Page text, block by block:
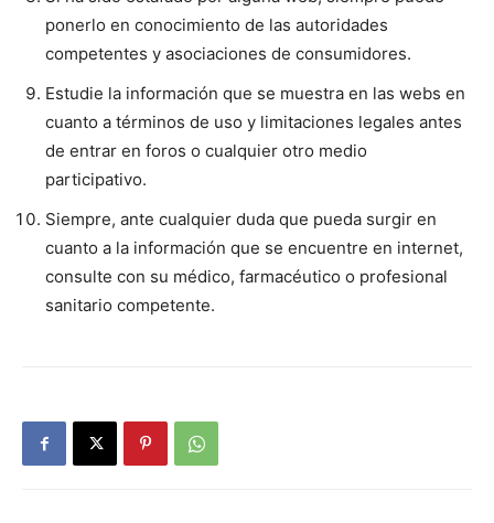
ponerlo en conocimiento de las autoridades
competentes y asociaciones de consumidores.
Estudie la información que se muestra en las webs en
cuanto a términos de uso y limitaciones legales antes
de entrar en foros o cualquier otro medio
participativo.
Siempre, ante cualquier duda que pueda surgir en
cuanto a la información que se encuentre en internet,
consulte con su médico, farmacéutico o profesional
sanitario competente.